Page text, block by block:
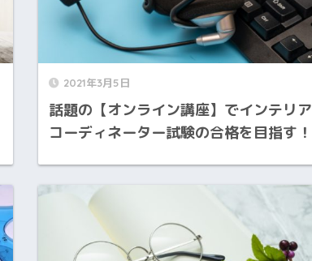
2021年3月5日
話題の【オンライン講座】でインテリア
コーディネーター試験の合格を目指す！